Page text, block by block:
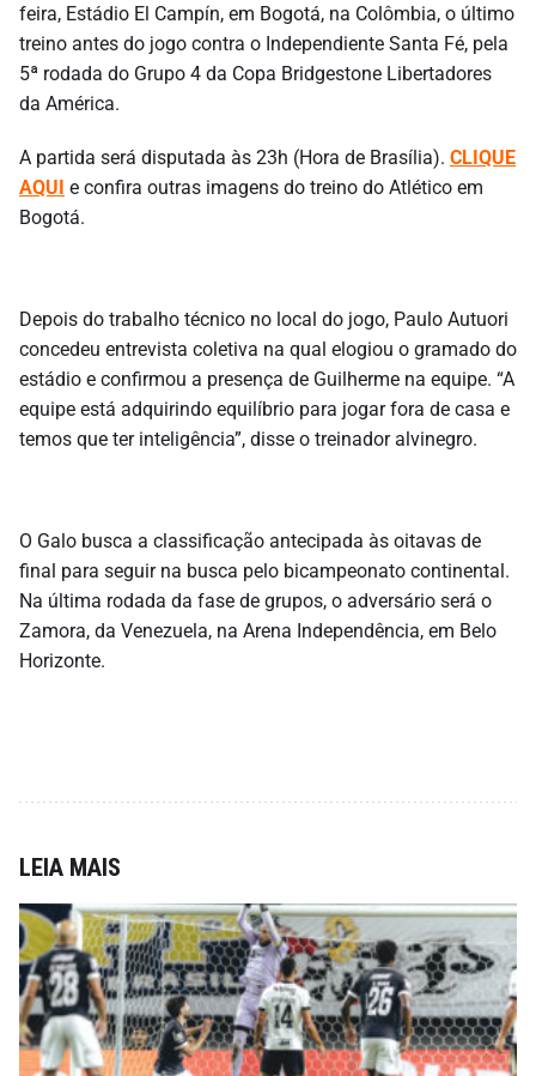
feira, Estádio El Campín, em Bogotá, na Colômbia, o último
treino antes do jogo contra o Independiente Santa Fé, pela
5ª rodada do Grupo 4 da Copa Bridgestone Libertadores
da América.
A partida será disputada às 23h (Hora de Brasília). CLIQUE
AQUI e confira outras imagens do treino do Atlético em
Bogotá.
Depois do trabalho técnico no local do jogo, Paulo Autuori
concedeu entrevista coletiva na qual elogiou o gramado do
estádio e confirmou a presença de Guilherme na equipe. “A
equipe está adquirindo equilíbrio para jogar fora de casa e
temos que ter inteligência”, disse o treinador alvinegro.
O Galo busca a classificação antecipada às oitavas de
final para seguir na busca pelo bicampeonato continental.
Na última rodada da fase de grupos, o adversário será o
Zamora, da Venezuela, na Arena Independência, em Belo
Horizonte.
LEIA MAIS